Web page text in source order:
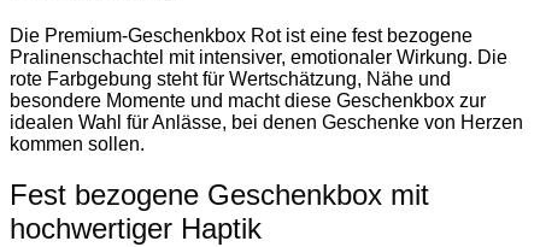
Die Premium-Geschenkbox Rot ist eine fest bezogene
Pralinenschachtel mit intensiver, emotionaler Wirkung. Die
rote Farbgebung steht für Wertschätzung, Nähe und
besondere Momente und macht diese Geschenkbox zur
idealen Wahl für Anlässe, bei denen Geschenke von Herzen
kommen sollen.
Fest bezogene Geschenkbox mit
hochwertiger Haptik